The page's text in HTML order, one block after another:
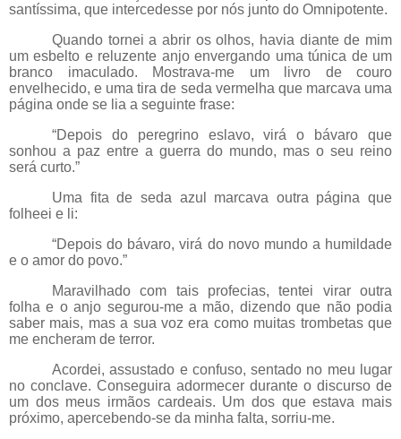
santíssima, que intercedesse por nós junto do Omnipotente.
Quando tornei a abrir os olhos, havia diante de mim
um esbelto e reluzente anjo envergando uma túnica de um
branco imaculado. Mostrava-me um livro de couro
envelhecido, e uma tira de seda vermelha que marcava uma
página onde se lia a seguinte frase:
“Depois do peregrino eslavo, virá o bávaro que
sonhou a paz entre a guerra do mundo, mas o seu reino
será curto.”
Uma fita de seda azul marcava outra página que
folheei e li:
“Depois do bávaro, virá do novo mundo a humildade
e o amor do povo.”
Maravilhado com tais profecias, tentei virar outra
folha e o anjo segurou-me a mão, dizendo que não podia
saber mais, mas a sua voz era como muitas trombetas que
me encheram de terror.
Acordei, assustado e confuso, sentado no meu lugar
no conclave. Conseguira adormecer durante o discurso de
um dos meus irmãos cardeais. Um dos que estava mais
próximo, apercebendo-se da minha falta, sorriu-me.